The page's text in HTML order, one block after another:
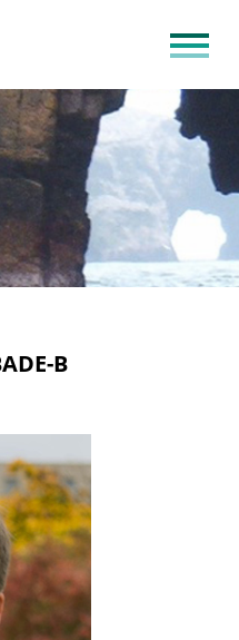
B